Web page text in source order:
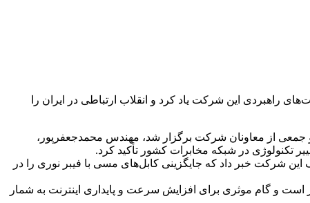
راهبردی این شرکت یاد کرد و انقلاب ارتباطی در ایران را
اصحاب رسانه و جمعی از معاونان شرکت برگزار شد، مهندس محمدجعفرپور،
تکنولوژی در شبکه مخابرات کشور تأکید کرد.
شرکت خبر داد که جایگزینی کابل‌های مسی با فیبر نوری را در
و گام موثری برای افزایش سرعت و پایداری اینترنت به شمار